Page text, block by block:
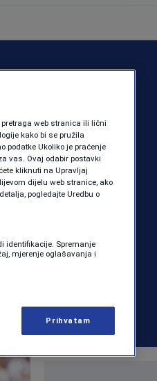
web stranica ili lični
kako bi se pružila
podatke Ukoliko je praćenje
vas. Ovaj odabir postavki
kliknuti na Upravljaj
dijelu web stranice, ako
pogledajte Uredbu o
identifikacije. Spremanje
mjerenje oglašavanja i
Prihvatam